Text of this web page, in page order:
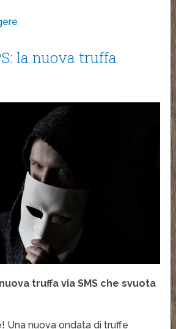
la nuova truffa
truffa via SMS che svuota
Una nuova ondata di truffe